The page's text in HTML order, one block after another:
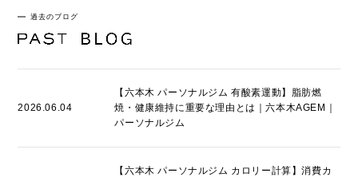
過去のブログ
2026.06.04
【六本木 パーソナルジム 有酸素運動】脂肪燃
焼・健康維持に重要な理由とは｜六本木AGEM｜
パーソナルジム
【六本木 パーソナルジム カロリー計算】消費カ